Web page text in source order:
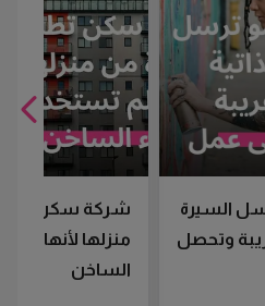
السيرة
وتحصل
شركة سكن
منزلها لأنها لم
الساخن